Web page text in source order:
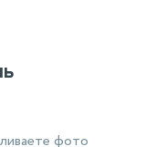
фото